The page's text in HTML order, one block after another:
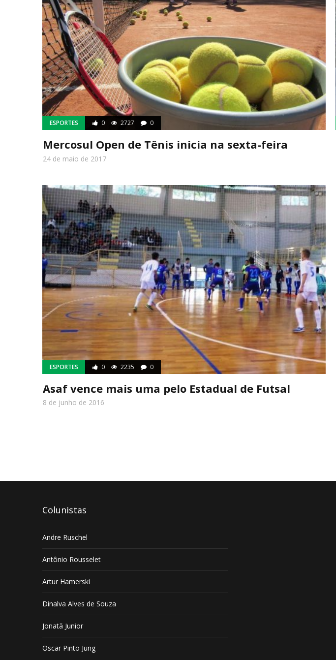
ESPORTES 0 2727 0
Mercosul Open de Tênis inicia na sexta-feira
24 de maio de 2017
ESPORTES 0 2235 0
Asaf vence mais uma pelo Estadual de Futsal
8 de junho de 2016
Colunistas
Andre Ruschel
Antônio Rousselet
Artur Hamerski
Dinalva Alves de Souza
Jonatã Junior
Oscar Pinto Jung